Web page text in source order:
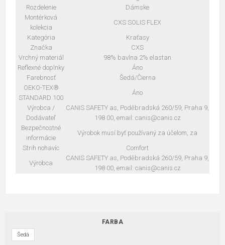
Rozdelenie
Dámske
Montérková
kolekcia
CXS SOLIS FLEX
Kategória
Kraťasy
Značka
CXS
Vrchný materiál
98% bavlna 2% elastan
Reflexné doplnky
Áno
Farebnosť
Šedá/Čierna
OEKO-TEX®
STANDARD 100
Áno
Výrobca /
Dodávateľ
CANIS SAFETY as, Poděbradská 260/59, Praha 9,
198 00, email: canis@canis.cz
Bezpečnostné
informácie
Výrobok musí byť používaný za účelom, za
Strih nohavíc
Comfort
Výrobca
CANIS SAFETY as, Poděbradská 260/59, Praha 9,
198 00, email: canis@canis.cz
FARBA
Šedá